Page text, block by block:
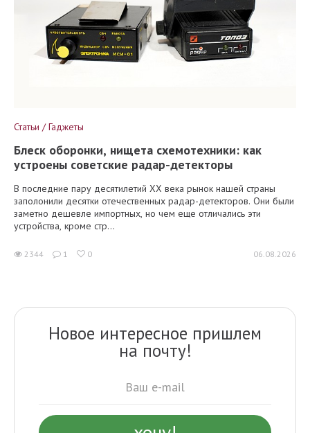
Статьи / Гаджеты
Блеск оборонки, нищета схемотехники: как
устроены советские радар-детекторы
В последние пару десятилетий XX века рынок нашей страны
заполонили десятки отечественных радар-детекторов. Они были
заметно дешевле импортных, но чем еще отличались эти
устройства, кроме стр...
2344 1 0 06.08.2026
Новое интересное пришлем
на почту!